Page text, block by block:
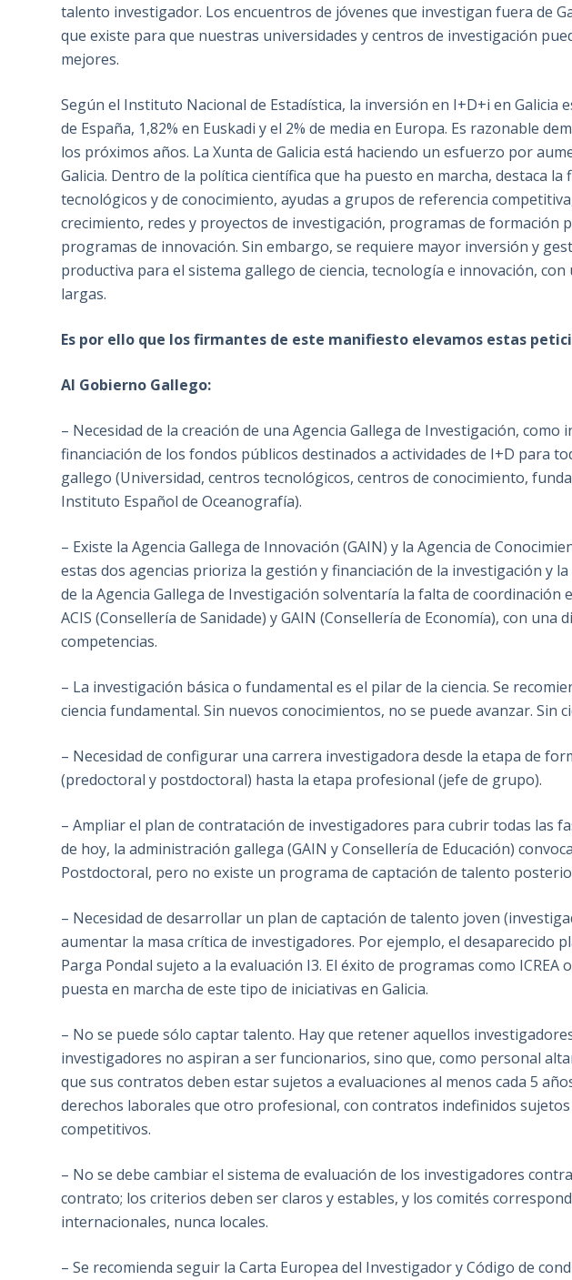
talento investigador. Los encuentros de jóvenes que investigan fuera de
que existe para que nuestras universidades y centros de investigación
mejores.
Según el Instituto Nacional de Estadística, la inversión en I+D+i en Galicia
de España, 1,82% en Euskadi y el 2% de media en Europa. Es razonable
los próximos años. La Xunta de Galicia está haciendo un esfuerzo por
Galicia. Dentro de la política científica que ha puesto en marcha, destaca
tecnológicos y de conocimiento, ayudas a grupos de referencia
crecimiento, redes y proyectos de investigación, programas de formación
programas de innovación. Sin embargo, se requiere mayor inversión y
productiva para el sistema gallego de ciencia, tecnología e innovación,
largas.
Es por ello que los firmantes de este manifiesto elevamos estas
Al Gobierno Gallego:
– Necesidad de la creación de una Agencia Gallega de Investigación,
financiación de los fondos públicos destinados a actividades de I+D para
gallego (Universidad, centros tecnológicos, centros de conocimiento,
Instituto Español de Oceanografía).
– Existe la Agencia Gallega de Innovación (GAIN) y la Agencia de
estas dos agencias prioriza la gestión y financiación de la investigación y
de la Agencia Gallega de Investigación solventaría la falta de coordinación
ACIS (Consellería de Sanidade) y GAIN (Consellería de Economía), con una
competencias.
– La investigación básica o fundamental es el pilar de la ciencia. Se
ciencia fundamental. Sin nuevos conocimientos, no se puede avanzar. Sin
– Necesidad de configurar una carrera investigadora desde la etapa de
(predoctoral y postdoctoral) hasta la etapa profesional (jefe de grupo).
– Ampliar el plan de contratación de investigadores para cubrir todas las
de hoy, la administración gallega (GAIN y Consellería de Educación)
Postdoctoral, pero no existe un programa de captación de talento
– Necesidad de desarrollar un plan de captación de talento joven
aumentar la masa crítica de investigadores. Por ejemplo, el desaparecido
Parga Pondal sujeto a la evaluación I3. El éxito de programas como ICREA
puesta en marcha de este tipo de iniciativas en Galicia.
– No se puede sólo captar talento. Hay que retener aquellos
investigadores no aspiran a ser funcionarios, sino que, como personal
que sus contratos deben estar sujetos a evaluaciones al menos cada 5
derechos laborales que otro profesional, con contratos indefinidos
competitivos.
– No se debe cambiar el sistema de evaluación de los investigadores
contrato; los criterios deben ser claros y estables, y los comités
internacionales, nunca locales.
– Se recomienda seguir la Carta Europea del Investigador y Código de